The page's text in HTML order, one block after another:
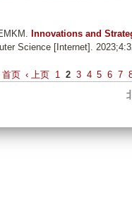
. Innovations and
Science [Internet].
首页 ‹ 上页 1 2 3 4 5 6 7